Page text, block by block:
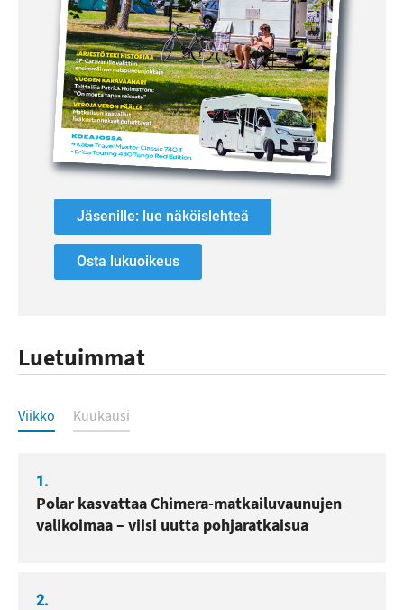
Jäsenille: lue näköislehteä
Osta lukuoikeus
Luetuimmat
Luetuimmat
Viikko Kuukausi
1.
Polar kasvattaa Chimera-matkailuvaunujen
valikoimaa – viisi uutta pohjaratkaisua
2.